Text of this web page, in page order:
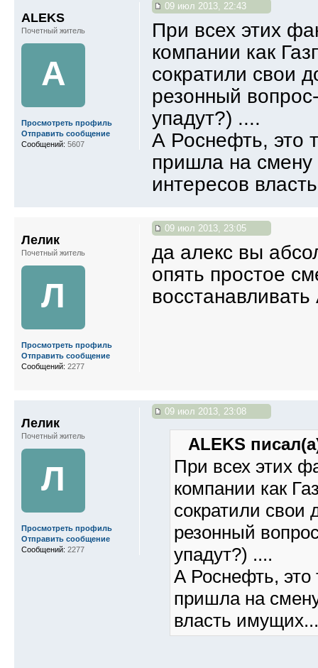
09 июл 2013, 22:43
При всех этих
компании как
сократили свои
резонный
упадут?) ....
А Роснефть, это
пришла на смену
интересов
ALEKS
Почетный житель
A
Просмотреть профиль
Отправить сообщение
Сообщений: 5607
09 июл 2013, 23:05
да алекс вы
опять простое
Лелик
Почетный житель
Л
Просмотреть профиль
Отправить сообщение
Сообщений: 2277
09 июл 2013, 23:08
ALEKS
При всех этих
компании как
сократили свои
резонный
упадут?) ....
А Роснефть, это
пришла на
власть
Лелик
Почетный житель
Л
Просмотреть профиль
Отправить сообщение
Сообщений: 2277